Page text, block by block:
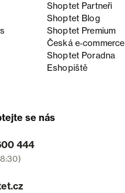
Shoptet Partneři
Shoptet Blog
Shoptet Premium
Česká e‑commerce
Shoptet Poradna
Eshopiště
se nás
444